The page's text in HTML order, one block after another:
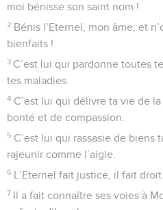
moi bénisse son saint nom !
2 Bénis l’Eternel, mon âme, et
bienfaits !
3 C’est lui qui pardonne toutes
tes maladies.
4 C’est lui qui délivre ta vie de
bonté et de compassion.
5 C’est lui qui rassasie de biens
rajeunir comme l’aigle.
6 L’Eternel fait justice, il fait
7 Il a fait connaître ses voies à